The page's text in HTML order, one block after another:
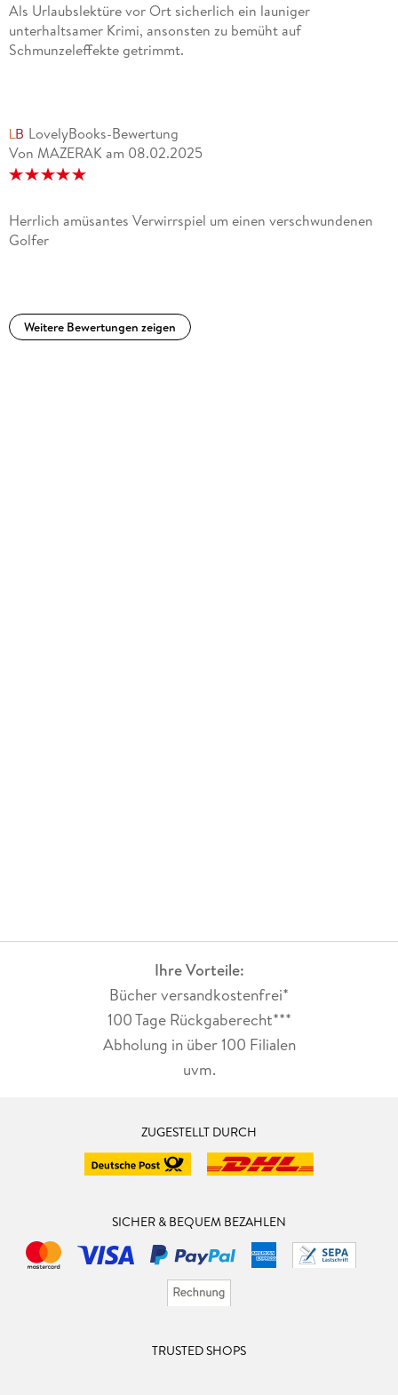
Als Urlaubslektüre vor Ort sicherlich ein launiger
unterhaltsamer Krimi, ansonsten zu bemüht auf
Schmunzeleffekte getrimmt.
LovelyBooks-Bewertung
Von MAZERAK am 08.02.2025
Herrlich amüsantes Verwirrspiel um einen verschwundenen
Golfer
Weitere Bewertungen zeigen
Ihre Vorteile:
Bücher versandkostenfrei*
100 Tage Rückgaberecht***
Abholung in über 100 Filialen
uvm.
ZUGESTELLT DURCH
SICHER & BEQUEM BEZAHLEN
TRUSTED SHOPS